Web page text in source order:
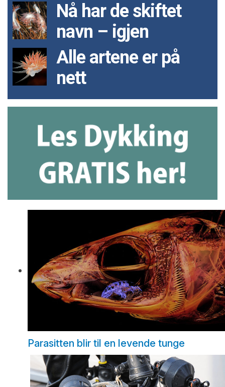
Nå har de skiftet
navn – igjen
Alle artene er på
nett
Parasitten blir til en levende tunge